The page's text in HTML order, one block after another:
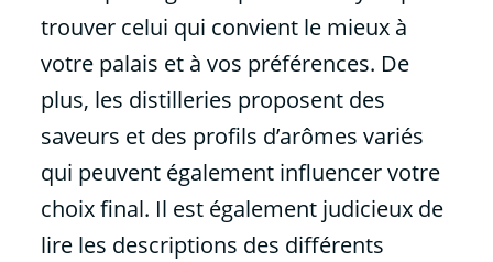
trouver celui qui convient le mieux à
votre palais et à vos préférences. De
plus, les distilleries proposent des
saveurs et des profils d’arômes variés
qui peuvent également influencer votre
choix final. Il est également judicieux de
lire les descriptions des différents